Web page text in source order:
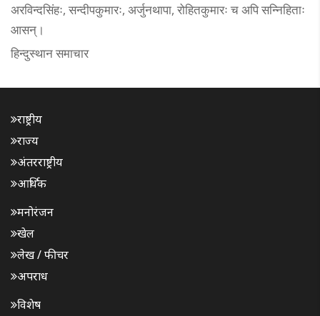
अरविन्दसिंहः, सन्दीपकुमारः, अर्जुनथापा, रोहितकुमारः च अपि सन्निहिताः
आसन्।
हिन्दुस्थान समाचार
राष्ट्रीय
राज्य
अंतरराष्ट्रीय
आर्थिक
मनोरंजन
खेल
लेख / फीचर
अपराध
विशेष